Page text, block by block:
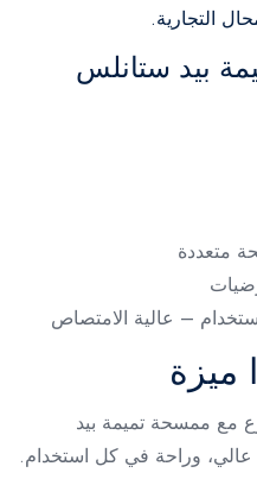
التجارية.
بيد ستانلس
متعددة
– عالية الامتصاص
ميزة
مع ممسحة تميمة بيد
وراحة في كل استخدام.